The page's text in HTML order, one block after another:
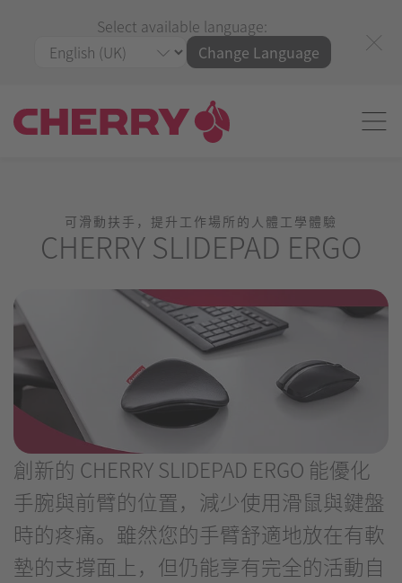
Select available language:
Change Language
可滑動扶手，提升工作場所的人體工學體驗
CHERRY SLIDEPAD ERGO
創新的 CHERRY SLIDEPAD ERGO 能優化
手腕與前臂的位置，減少使用滑鼠與鍵盤
時的疼痛。雖然您的手臂舒適地放在有軟
墊的支撐面上，但仍能享有完全的活動自